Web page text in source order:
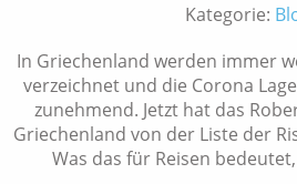
Kategorie:
In Griechenland werden immer
verzeichnet und die Corona
zunehmend. Jetzt hat das
Griechenland von der Liste der
Was das für Reisen